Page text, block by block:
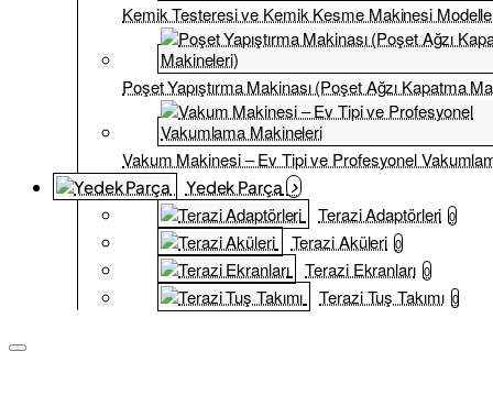
Kemik Testeresi ve Kemik Kesme Makinesi
Poşet Yapıştırma Makinası (Poşet Ağzı Kapatma
Vakum Makinesi – Ev Tipi ve Profesyonel
Yedek Parça
Terazi Adaptörleri 0
Terazi Aküleri 0
Terazi Ekranları 0
Terazi Tuş Takımı 0